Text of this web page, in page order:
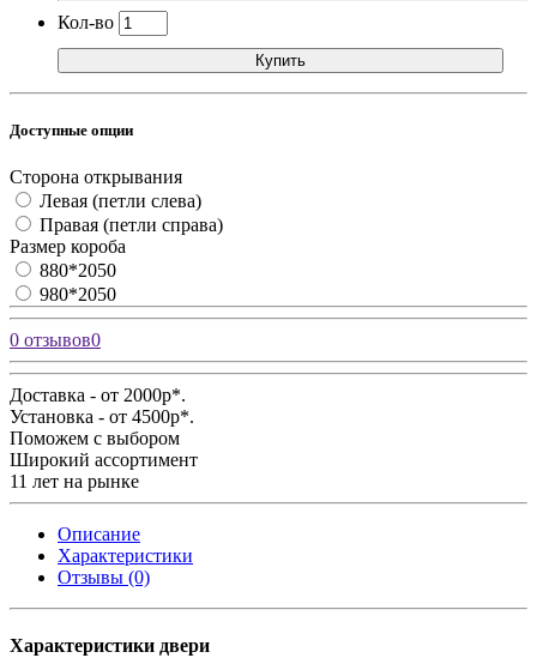
Кол-во
Купить
Доступные опции
Сторона открывания
Левая (петли слева)
Правая (петли справа)
Размер короба
880*2050
980*2050
0 отзывов0
Доставка - от 2000р*.
Установка - от 4500р*.
Поможем с выбором
Широкий ассортимент
11 лет на рынке
Описание
Характеристики
Отзывы (0)
Характеристики двери